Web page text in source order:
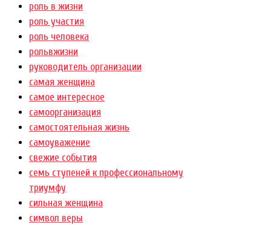
роль в жизни
роль участия
роль человека
рольвжизни
руководитель организации
самая женщина
самое интересное
самоорганизация
самостоятельная жизнь
самоуважение
свежие события
семь ступеней к профессиональному
триумфу
сильная женщина
символ веры